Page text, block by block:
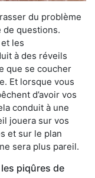
du problème
de questions.
les
à des réveils
que se coucher
Et lorsque vous
d’avoir vos
conduit à une
jouera sur vos
et sur le plan
sera plus pareil.
piqûres de